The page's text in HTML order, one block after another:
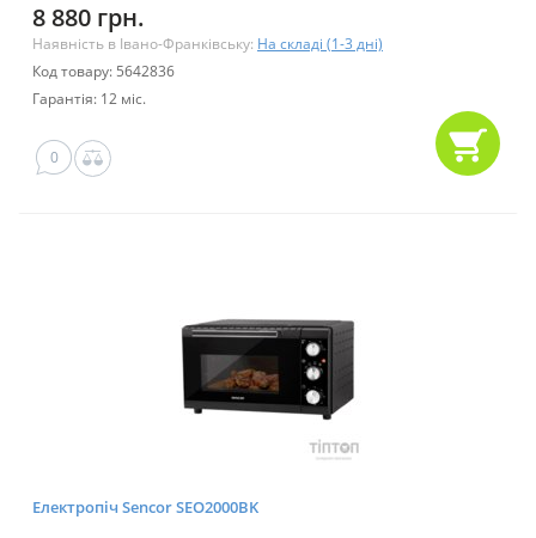
8 880 грн.
Наявність в Івано-Франківську: На складі (1-3 дні)
Код товару: 5642836
Гарантія: 12 міс.
0
Електропіч Sencor SEO2000BK